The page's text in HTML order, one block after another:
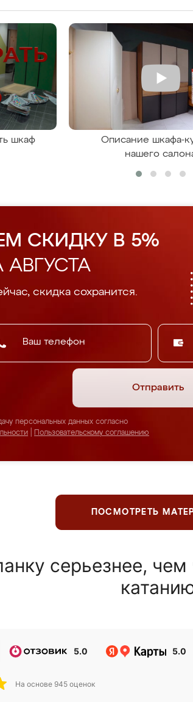
шкаф
Описание шкафа-
нашего
СКИДКУ В 5%
скидка сохранится.
Отправить
персональных данных согласно
Пользовательскому соглашению
ПОСМОТРЕТЬ
серьезнее,
5.0 5.0
На основе 945 оценок